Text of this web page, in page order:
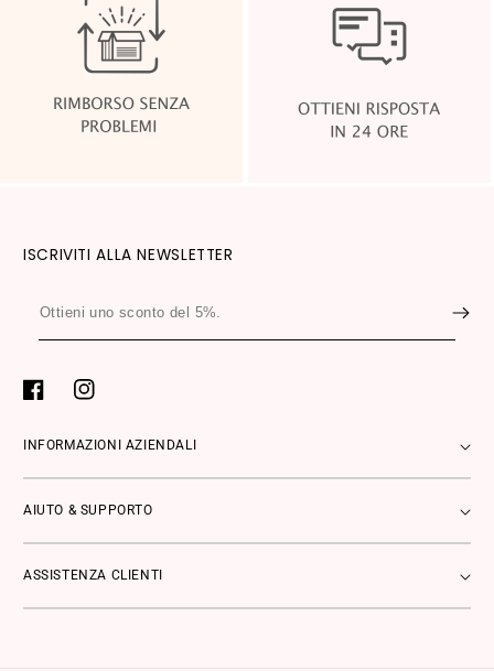
ISCRIVITI ALLA NEWSLETTER
Ottieni
uno
del
FacebookInstagram
INFORMAZIONI AZIENDALI
AIUTO & SUPPORTO
ASSISTENZA CLIENTI